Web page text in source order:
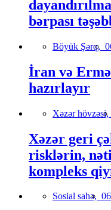
bərpası
Böyük Şərq,
İran və
hazırlayır
Xəzər hövzəsi,
Xəzər geri
risklərin,
kompleks
Sosial sahə,